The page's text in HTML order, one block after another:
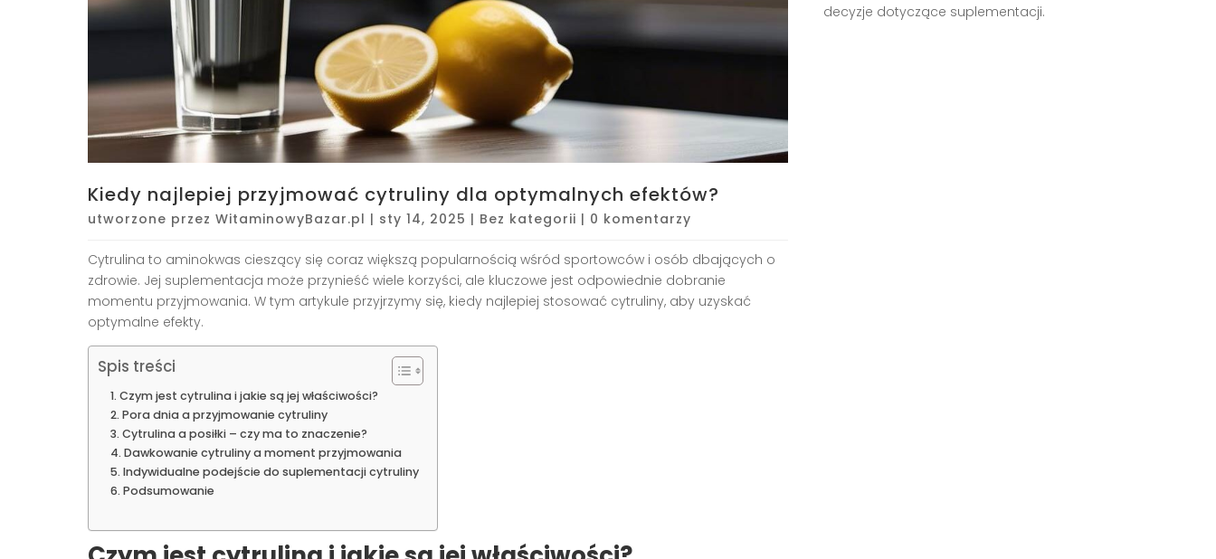
Kiedy najlepiej przyjmować cytruliny dla optymalnych efektów?
utworzone przez WitaminowyBazar.pl | sty 14, 2025 | Bez kategorii | 0 komentarzy
Cytrulina to aminokwas cieszący się coraz większą popularnością wśród sportowców i osób dbających o
zdrowie. Jej suplementacja może przynieść wiele korzyści, ale kluczowe jest odpowiednie dobranie
momentu przyjmowania. W tym artykule przyjrzymy się, kiedy najlepiej stosować cytruliny, aby uzyskać
optymalne efekty.
Spis treści
Czym jest cytrulina i jakie są jej właściwości?
Pora dnia a przyjmowanie cytruliny
Cytrulina a posiłki – czy ma to znaczenie?
Dawkowanie cytruliny a moment przyjmowania
Indywidualne podejście do suplementacji cytruliny
Podsumowanie
decyzje dotyczące suplementacji.